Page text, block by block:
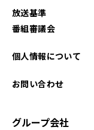
放送基準
番組審議会
個人情報について
お問い合わせ
グループ会社